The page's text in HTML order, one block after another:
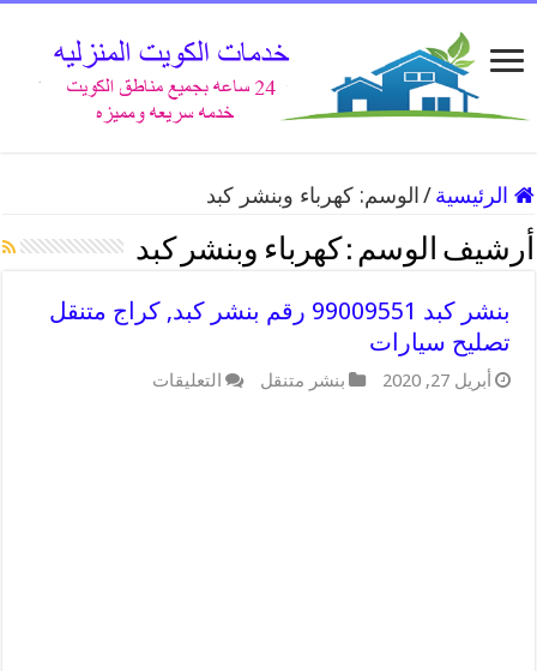
الرئيسية / الوسم:كهرباء وبنشر كبد
أرشيف الوسم : كهرباء وبنشر كبد
بنشر كبد 99009551 رقم بنشر كبد, كراج متنقل
تصليح سيارات
أبريل 27, 2020 بنشر متنقل التعليقات